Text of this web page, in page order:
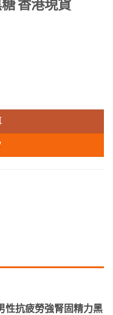
香港現貨
性抗疲勞強腎固精力黑